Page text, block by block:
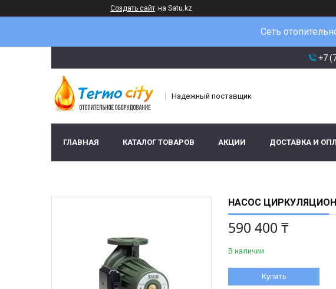
Создать сайт на Satu.kz
Сеть
+7
Надежный поставщик
ГЛАВНАЯ КАТАЛОГ ТОВАРОВ АКЦИИ ДОСТАВКА И
НАСОС
590 400 ₸
В наличии
Купить